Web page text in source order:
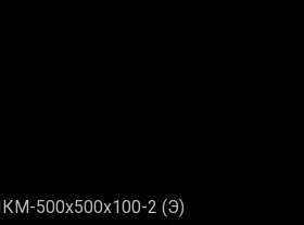
500х500х100-2 (Э)